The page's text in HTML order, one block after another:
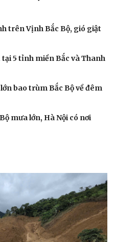
trên Vịnh Bắc Bộ, gió giật
tại 5 tỉnh miền Bắc và Thanh
bao trùm Bắc Bộ về đêm
mưa lớn, Hà Nội có nơi